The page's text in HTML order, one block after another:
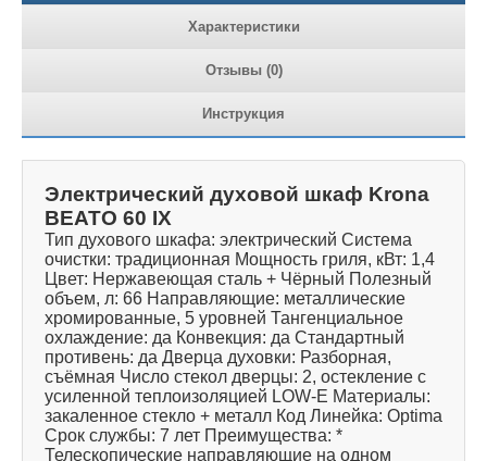
Характеристики
Отзывы (0)
Инструкция
Электрический духовой шкаф Krona
BEATO 60 IX
Тип духового шкафа: электрический Система
очистки: традиционная Мощность гриля, кВт: 1,4
Цвет: Нержавеющая сталь + Чёрный Полезный
объем, л: 66 Направляющие: металлические
хромированные, 5 уровней Тангенциальное
охлаждение: да Конвекция: да Стандартный
противень: да Дверца духовки: Разборная,
съёмная Число стекол дверцы: 2, остекление с
усиленной теплоизоляцией LOW-E Материалы:
закаленное стекло + металл Код Линейка: Optima
Срок службы: 7 лет Преимущества: *
Телескопические направляющие на одном